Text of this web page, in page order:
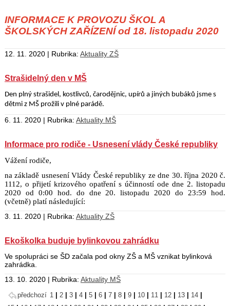
INFORMACE K PROVOZU ŠKOL A
ŠKOLSKÝCH ZAŘÍZENÍ od 18. listopadu 2020
12. 11. 2020 | Rubrika: Aktuality ZŠ
Strašidelný den v MŠ
Den plný strašidel, kostlivců, čarodějnic, upírů a jiných bubáků jsme s
dětmi z MŠ prožili v plné parádě.
6. 11. 2020 | Rubrika: Aktuality MŠ
Informace pro rodiče - Usnesení vlády České republiky
Vážení rodiče,
na základě usnesení Vlády České republiky ze dne 30. října 2020 č.
1112, o přijetí krizového opatření s účinností ode dne 2. listopadu
2020 od 0:00 hod. do dne 20. listopadu 2020 do 23:59 hod.
(včetně) platí následující:
3. 11. 2020 | Rubrika: Aktuality ZŠ
Ekoškolka buduje bylinkovou zahrádku
Ve spolupráci se ŠD začala pod okny ZŠ a MŠ vznikat bylinková
zahrádka.
13. 10. 2020 | Rubrika: Aktuality MŠ
předchozí 1 2 3 4 5 6 7 8 9 10 11 12 13 14